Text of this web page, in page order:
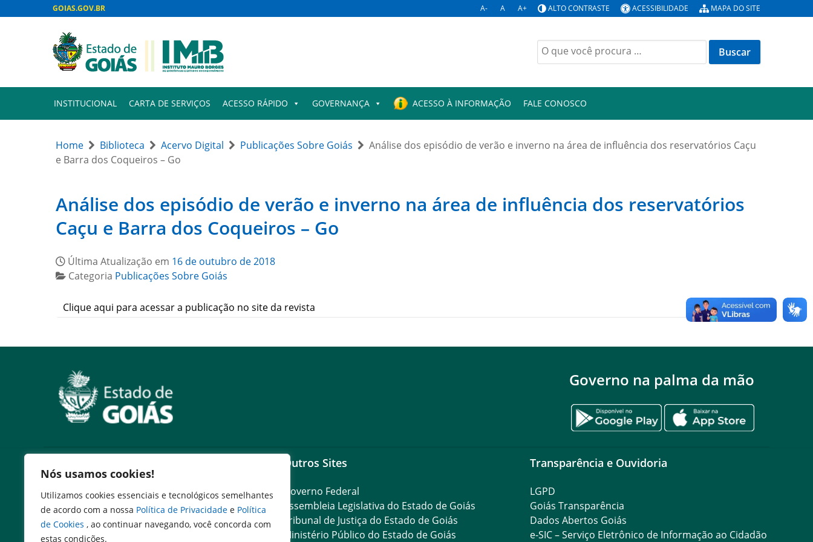
Nós usamos cookies!
Utilizamos cookies essenciais e tecnológicos semelhantes
de acordo com a nossa Política de Privacidade e Política
de Cookies , ao continuar navegando, você concorda com
estas condições.
GOIAS.GOV.BR A- A A+ ALTO CONTRASTE ACESSIBILIDADE MAPA DO SITE
Buscar
por:
INSTITUCIONAL CARTA DE SERVIÇOS ACESSO RÁPIDO GOVERNANÇA ACESSO À INFORMAÇÃO FALE CONOSCO
Home Biblioteca Acervo Digital Publicações Sobre Goiás
Análise dos episódio de verão e inverno na área de influência dos reservatórios Caçu
e Barra dos Coqueiros – Go
Análise dos episódio de verão e inverno na área de influência dos reservatórios
Caçu e Barra dos Coqueiros – Go
Última Atualização em 16 de outubro de 2018
Categoria Publicações Sobre Goiás
Clique aqui para acessar a publicação no site da revista
Governo na palma da mão
Expresso Goiás
Expresso Aplicações
Expresso Servidor
SEI Governadoria
Outros Sites
Governo Federal
Assembleia Legislativa do Estado de Goiás
Tribunal de Justiça do Estado de Goiás
Ministério Público do Estado de Goiás
Transparência e Ouvidoria
LGPD
Goiás Transparência
Dados Abertos Goiás
e-SIC – Serviço Eletrônico de Informação ao Cidadão